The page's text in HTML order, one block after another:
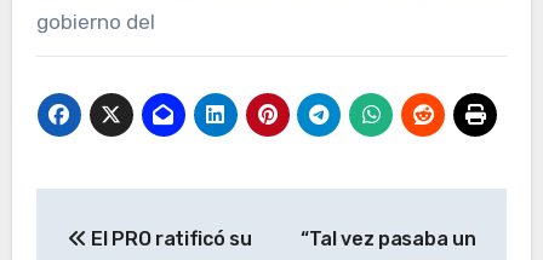
gobierno del
El PRO ratificó su “Tal vez pasaba un